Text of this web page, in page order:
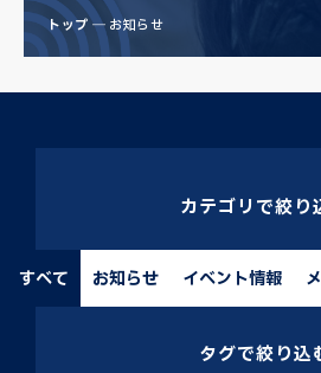
トップ お知らせ
カテゴリで絞り
すべて お知らせ イベント情報
タグで絞り込